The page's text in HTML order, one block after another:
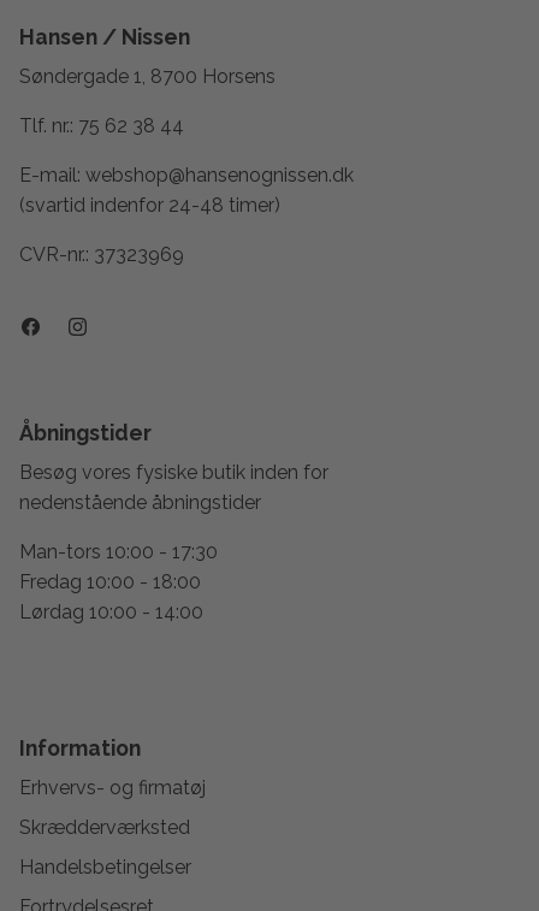
Hansen / Nissen
Søndergade 1, 8700 Horsens
Tlf. nr.: 75 62 38 44
E-mail: webshop@hansenognissen.dk
(svartid indenfor 24-48 timer)
CVR-nr.: 37323969
Åbningstider
Besøg vores fysiske butik inden for
nedenstående åbningstider
Man-tors 10:00 - 17:30
Fredag 10:00 - 18:00
Lørdag 10:00 - 14:00
Information
Erhvervs- og firmatøj
Skrædderværksted
Handelsbetingelser